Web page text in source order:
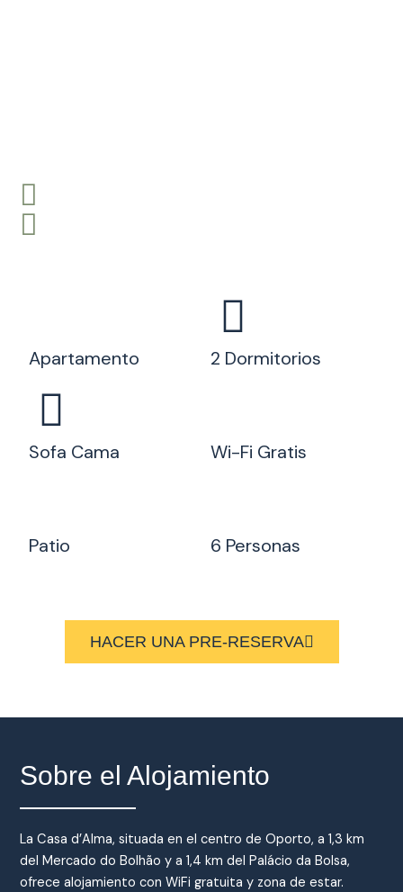
Apartamento 2 Dormitorios
Sofa Cama Wi-Fi Gratis
Patio 6 Personas
HACER UNA PRE-RESERVA
Sobre el Alojamiento
La Casa d’Alma, situada en el centro de Oporto, a 1,3 km
del Mercado do Bolhão y a 1,4 km del Palácio da Bolsa,
ofrece alojamiento con WiFi gratuita y zona de estar.